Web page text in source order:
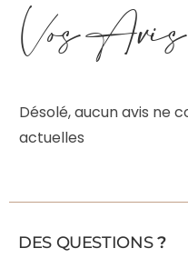
Vos Avis
Désolé, aucun avis ne
actuelles
DES QUESTIONS?